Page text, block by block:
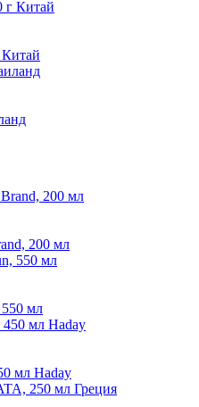
200 мл
мл
мл Haday